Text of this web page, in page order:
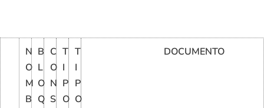
N
O
M
B
B
L
O
Q
C
O
N
S
T
I
P
O
T
I
P
O
DOCUMENTO